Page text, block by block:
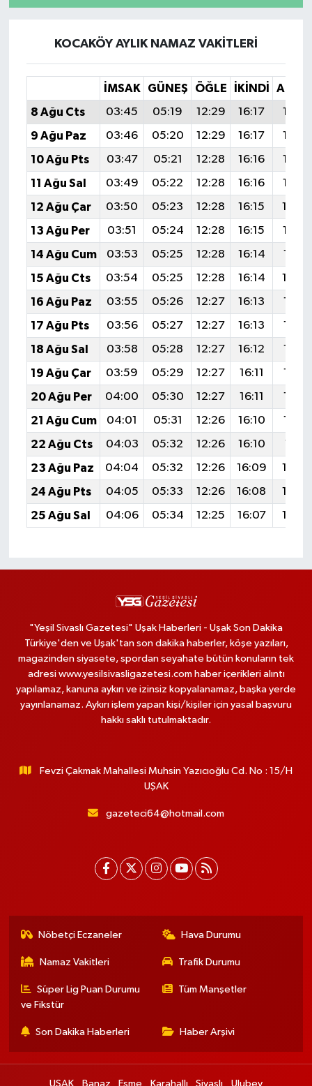
KOCAKÖY AYLIK NAMAZ VAKITLERI
İMSAK GÜNEŞ ÖĞLE İKINDI
8 Ağu Cts
03:45 05:19 12:29 16:17
19:28
9 Ağu Paz
03:46 05:20 12:29 16:17
19:27
10 Ağu Pts
03:47 05:21 12:28 16:16
19:26
11 Ağu Sal
03:49 05:22 12:28 16:16
19:25
12 Ağu Çar
03:50 05:23 12:28 16:15
19:24
13 Ağu Per
03:51 05:24 12:28 16:15
19:22
14 Ağu Cum
03:53 05:25 12:28 16:14
19:21
15 Ağu Cts
03:54 05:25 12:28 16:14
19:20
16 Ağu Paz
03:55 05:26 12:27 16:13
19:19
17 Ağu Pts
03:56 05:27 12:27 16:13
19:17
18 Ağu Sal
03:58 05:28 12:27 16:12
19:16
19 Ağu Çar
03:59 05:29 12:27 16:11
19:15
20 Ağu Per
04:00 05:30 12:27 16:11
19:13
21 Ağu Cum
04:01 05:31 12:26 16:10
19:12
22 Ağu Cts
04:03 05:32 12:26 16:10
19:11
23 Ağu Paz
04:04 05:32 12:26 16:09
19:09
24 Ağu Pts
04:05 05:33 12:26 16:08
19:08
25 Ağu Sal
04:06 05:34 12:25 16:07 19:06
"Yeşil Sivaslı Gazetesi" Uşak Haberleri - Uşak Son Dakika
Türkiye'den ve Uşak'tan son dakika haberler, köşe yazıları,
magazinden siyasete, spordan seyahate bütün konuların tek
adresi www.yesilsivasligazetesi.com haber içerikleri alıntı
yapılamaz, kanuna aykırı ve izinsiz kopyalanamaz, başka yerde
yayınlanamaz. Aykırı işlem yapan kişi/kişiler için yasal başvuru
hakkı saklı tutulmaktadır.
Fevzi Çakmak Mahallesi Muhsin Yazıcıoğlu Cd. No : 15/H
UŞAK
gazeteci64@hotmail.com
Nöbetçi Eczaneler Hava Durumu
Namaz Vakitleri Trafik Durumu
Süper Lig Puan Durumu
ve Fikstür
Tüm Manşetler
Son Dakika Haberleri Haber Arşivi
UŞAK Banaz Eşme Karahallı Sivaslı Ulubey